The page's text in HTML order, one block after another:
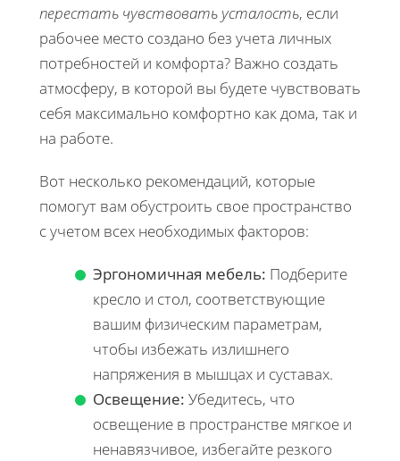
перестать чувствовать усталость, если
рабочее место создано без учета личных
потребностей и комфорта? Важно создать
атмосферу, в которой вы будете чувствовать
себя максимально комфортно как дома, так и
на работе.
Вот несколько рекомендаций, которые
помогут вам обустроить свое пространство
с учетом всех необходимых факторов:
Эргономичная мебель: Подберите
кресло и стол, соответствующие
вашим физическим параметрам,
чтобы избежать излишнего
напряжения в мышцах и суставах.
Освещение: Убедитесь, что
освещение в пространстве мягкое и
ненавязчивое, избегайте резкого